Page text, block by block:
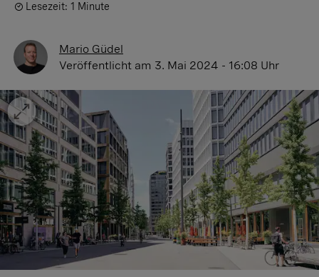
Lesezeit: 1 Minute
Mario Güdel
Veröffentlicht am 3. Mai 2024 - 16:08 Uhr